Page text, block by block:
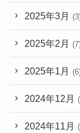
2025年3月
2025年2月
2025年1月
2024年12月
2024年11月